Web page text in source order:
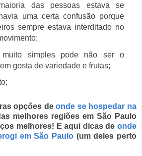
das pessoas estava se
uma certa confusão porque
sempre estava interditado no
simples pode não ser o
gosta de variedade e frutas;
opções deonde se hospedar na
melhores regiões em São Paulo
melhores! E aqui dicas de onde
em São Paulo (um deles perto